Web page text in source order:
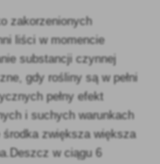
zakorzenionych
liści w momencie
substancji czynnej
gdy rośliny są w pełni
pełny efekt
i suchych warunkach
środka zwiększa większa
w ciągu 6